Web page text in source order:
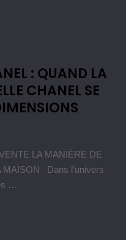
: QUAND LA
CHANEL SE
LA MANIÈRE DE
MAISON Dans l’univers
…